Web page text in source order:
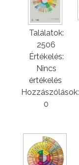
Találatok:
2506
Értékelés:
Nincs
értékelés
Hozzászólások:
0